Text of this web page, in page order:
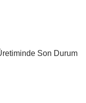
Son Durum